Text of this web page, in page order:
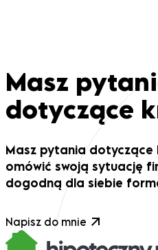
Masz
dotyczące
Masz pytania dotyczące
omówić swoją sytuację
dogodną dla siebie
Napisz do mnie